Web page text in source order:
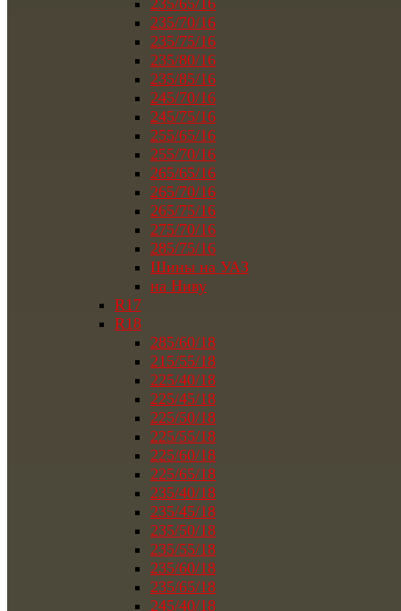
235/65/16
235/70/16
235/75/16
235/80/16
235/85/16
245/70/16
245/75/16
255/65/16
255/70/16
265/65/16
265/70/16
265/75/16
275/70/16
285/75/16
Шины на УАЗ
на Ниву
R17
R18
285/60/18
215/55/18
225/40/18
225/45/18
225/50/18
225/55/18
225/60/18
225/65/18
235/40/18
235/45/18
235/50/18
235/55/18
235/60/18
235/65/18
245/40/18